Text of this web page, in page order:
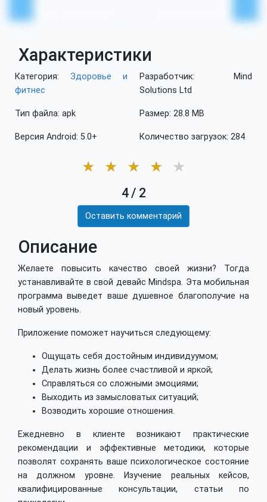
Характеристики
Категория: Здоровье и
фитнес
Тип файла: apk
Версия Android: 5.0+
Разработчик: Mind
Solutions Ltd
Размер: 28.8 MB
Количество загрузок: 284
★ ★ ★ ★ ★
4/ 2
Оставить комментарий
Описание
Желаете повысить качество своей жизни? Тогда
устанавливайте в свой девайс Mindspa. Эта мобильная
программа выведет ваше душевное благополучие на
новый уровень.
Приложение поможет научиться следующему:
Ощущать себя достойным индивидуумом;
Делать жизнь более счастливой и яркой;
Справляться со сложными эмоциями;
Выходить из замысловатых ситуаций;
Возводить хорошие отношения.
Ежедневно в клиенте возникают практические
рекомендации и эффективные методики, которые
позволят сохранять ваше психологическое состояние
на должном уровне. Изучение реальных кейсов,
квалифицированные консультации, статьи по